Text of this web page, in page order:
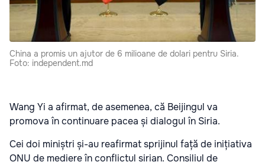
China a promis un ajutor de 6 milioane de dolari pentru Siria.
Foto: independent.md
Wang Yi a afirmat, de asemenea, că Beijingul va
promova în continuare pacea și dialogul în Siria.
Cei doi miniștri și-au reafirmat sprijinul față de inițiativa
ONU de mediere în conflictul sirian. Consiliul de